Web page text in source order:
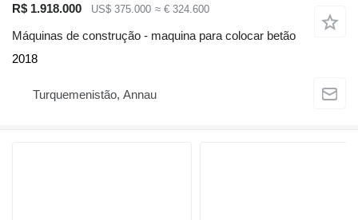
R$ 1.918.000 US$ 375.000 ≈ € 324.600
Máquinas de construção - maquina para colocar betão
2018
Turquemenistão, Annau